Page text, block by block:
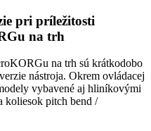
pri príležitosti
na trh
na trh sú krátkodobo
nástroja. Okrem ovládacej
vybavené aj hliníkovými
koliesok pitch bend /